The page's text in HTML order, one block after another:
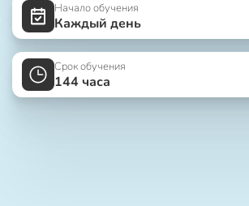
Начало обучения
Каждый день
Срок обучения
144 часа